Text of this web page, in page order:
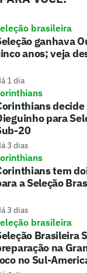
brasileira
ganhava
anos; veja
1 dia
para
20
3 dias
tem
a Seleção
3 dias
brasileira
Brasileira
na
no Sul-